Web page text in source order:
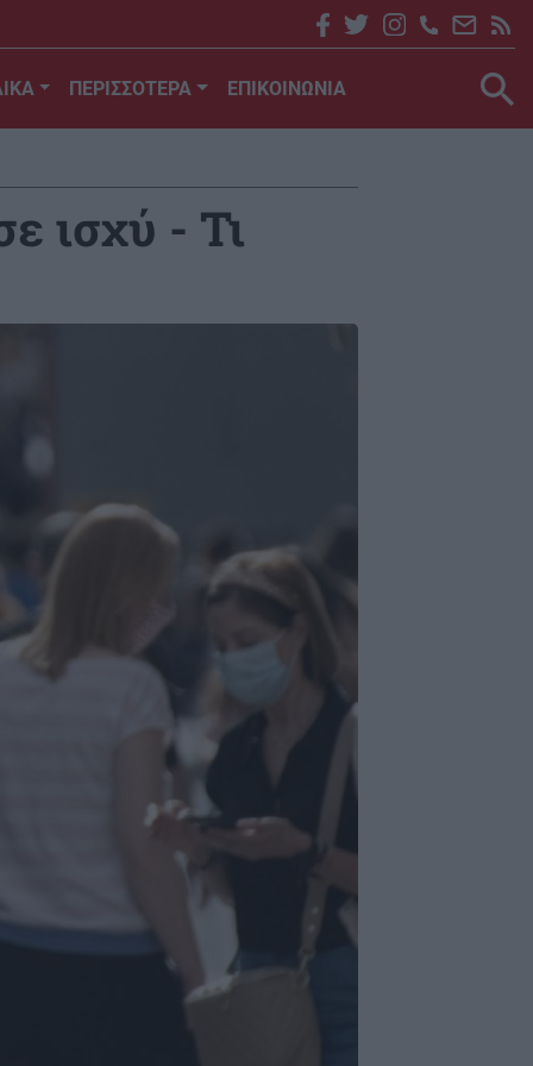
ΠΕΡΙΣΣΟΤΕΡΑ ΕΠΙΚΟΙΝΩΝΙΑ
ισχύ - Τι